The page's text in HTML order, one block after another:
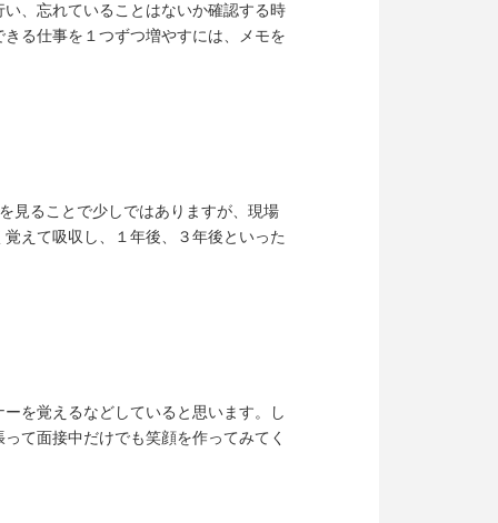
、忘れていることはないか確認する時
る仕事を１つずつ増やすには、メモを
見ることで少しではありますが、現場
えて吸収し、１年後、３年後といった
を覚えるなどしていると思います。し
て面接中だけでも笑顔を作ってみてく